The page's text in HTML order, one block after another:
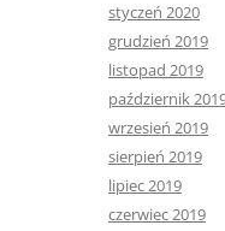
styczeń 2020
grudzień 2019
listopad 2019
październik
wrzesień 2019
sierpień 2019
lipiec 2019
czerwiec 2019